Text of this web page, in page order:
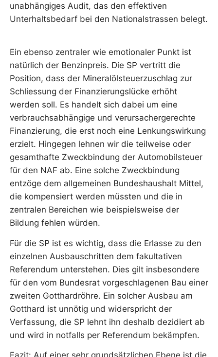
unabhängiges Audit, das den effektiven
Unterhaltsbedarf bei den Nationalstrassen belegt.
Ein ebenso zentraler wie emotionaler Punkt ist
natürlich der Benzinpreis. Die SP vertritt die
Position, dass der Mineralölsteuerzuschlag zur
Schliessung der Finanzierungslücke erhöht
werden soll. Es handelt sich dabei um eine
verbrauchsabhängige und verursachergerechte
Finanzierung, die erst noch eine Lenkungswirkung
erzielt. Hingegen lehnen wir die teilweise oder
gesamthafte Zweckbindung der Automobilsteuer
für den NAF ab. Eine solche Zweckbindung
entzöge dem allgemeinen Bundeshaushalt Mittel,
die kompensiert werden müssten und die in
zentralen Bereichen wie beispielsweise der
Bildung fehlen würden.
Für die SP ist es wichtig, dass die Erlasse zu den
einzelnen Ausbauschritten dem fakultativen
Referendum unterstehen. Dies gilt insbesondere
für den vom Bundesrat vorgeschlagenen Bau einer
zweiten Gotthardröhre. Ein solcher Ausbau am
Gotthard ist unnötig und widerspricht der
Verfassung, die SP lehnt ihn deshalb dezidiert ab
und wird in notfalls per Referendum bekämpfen.
Fazit: Auf einer sehr grundsätzlichen Ebene ist die